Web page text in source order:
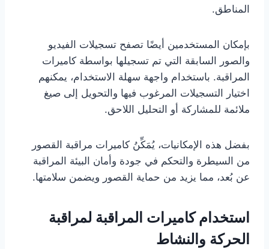
المناطق.
بإمكان المستخدمين أيضًا تصفح تسجيلات الفيديو
والصور السابقة التي تم تسجيلها بواسطة كاميرات
المراقبة. باستخدام واجهة سهلة الاستخدام، يمكنهم
اختيار التسجيلات المرغوب فيها والتحويل إلى صيغ
ملائمة للمشاركة أو التحليل اللاحق.
بفضل هذه الإمكانيات، يُمَكِّنُ كاميرات مراقبة القصور
من السيطرة والتحكم في جودة وأمان البيئة المراقبة
عن بُعد، مما يزيد من حماية القصور ويضمن سلامتها.
استخدام كاميرات المراقبة لمراقبة
الحركة والنشاط